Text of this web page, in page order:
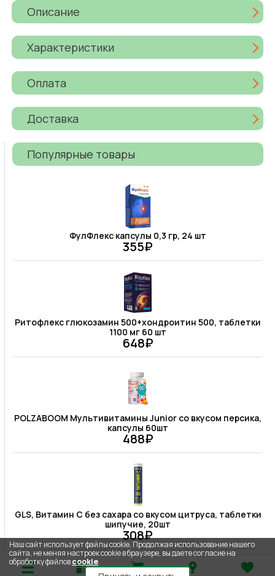
Описание
Характеристики
Оплата
Доставка
Популярные товары
ФулФлекс капсулы 0,3 гр, 24 шт
355₽
Ритофлекс глюкозамин 500+хондроитин 500, таблетки
1100 мг 60 шт
648₽
POLZABOOM Мультивитамины Junior со вкусом персика,
капсулы 60шт
488₽
GLS, Витамин С без сахара со вкусом цитруса, таблетки
шипучие, 20шт
308₽
Наш сайт использует файлы cookie. Продолжая использование нашего
сайта, не меняя настроек cookie в браузере, вы даете согласие на
обработку файловcookie.